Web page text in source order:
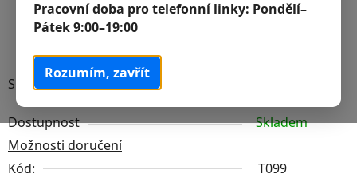
Pracovní doba pro telefonní linky: Pondělí–
Pátek 9:00–19:00
Rozumím, zavřít
Spojka na hadičku
Dostupnost
Skladem
Možnosti doručení
Kód:
T099